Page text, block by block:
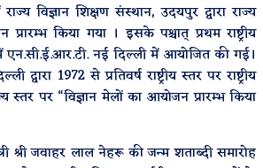
विज्ञान शिक्षण संस्थान, उदयपुर द्वारा राज्य
किया गया । इसके पश्चात् प्रथम राष्ट्रीय
में एन.सी.ई.आर.टी. नई दिल्ली में आयोजित की गई।
द्वारा 1972 से प्रतिवर्ष राष्ट्रीय स्तर पर राष्ट्रीय
स्तर पर “विज्ञान मेलों का आयोजन प्रारम्भ किया
श्री जवाहर लाल नेहरू की जन्म शताब्दी समारोह